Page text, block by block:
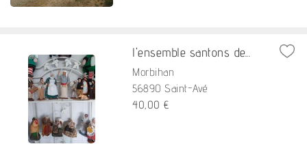
l'ensemble santons de...
Morbihan
56890 Saint-Avé
40,00 €